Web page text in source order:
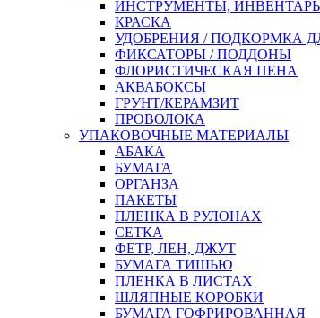
ИНСТРУМЕНТЫ, ИНВЕНТАРЬ
КРАСКА
УДОБРЕНИЯ / ПОДКОРМКА
ФИКСАТОРЫ / ПОДДОНЫ
ФЛОРИСТИЧЕСКАЯ ПЕНА
АКВАБОКСЫ
ГРУНТ/КЕРАМЗИТ
ПРОВОЛОКА
УПАКОВОЧНЫЕ МАТЕРИАЛЫ
АБАКА
БУМАГА
ОРГАНЗА
ПАКЕТЫ
ПЛЕНКА В РУЛОНАХ
СЕТКА
ФЕТР, ЛЕН, ДЖУТ
БУМАГА ТИШЬЮ
ПЛЕНКА В ЛИСТАХ
ШЛЯПНЫЕ КОРОБКИ
БУМАГА ГОФРИРОВАННАЯ